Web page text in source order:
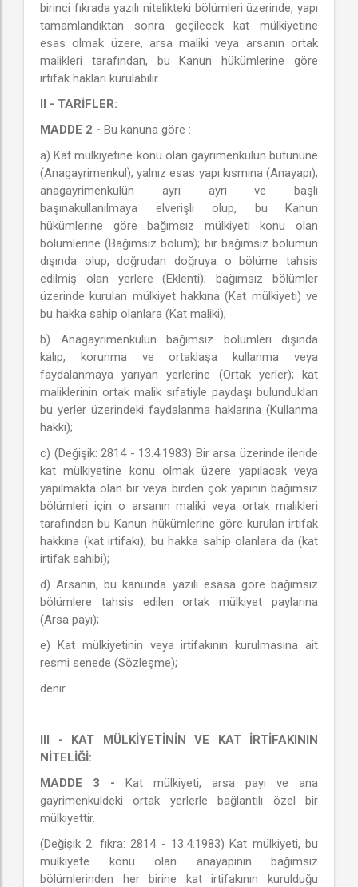
birinci fıkrada yazılı nitelikteki bölümleri üzerinde, yapı
tamamlandıktan sonra geçilecek kat mülkiyetine
esas olmak üzere, arsa maliki veya arsanın ortak
malikleri tarafından, bu Kanun hükümlerine göre
irtifak hakları kurulabilir.
II - TARİFLER:
MADDE 2 - Bu kanuna göre :
a) Kat mülkiyetine konu olan gayrimenkulün bütününe
(Anagayrimenkul); yalnız esas yapı kısmına (Anayapı);
anagayrimenkulün ayrı ayrı ve başlı
başınakullanılmaya elverişli olup, bu Kanun
hükümlerine göre bağımsız mülkiyeti konu olan
bölümlerine (Bağımsız bölüm); bir bağımsız bölümün
dışında olup, doğrudan doğruya o bölüme tahsis
edilmiş olan yerlere (Eklenti); bağımsız bölümler
üzerinde kurulan mülkiyet hakkına (Kat mülkiyeti) ve
bu hakka sahip olanlara (Kat maliki);
b) Anagayrimenkulün bağımsız bölümleri dışında
kalıp, korunma ve ortaklaşa kullanma veya
faydalanmaya yarıyan yerlerine (Ortak yerler); kat
maliklerinin ortak malik sıfatiyle paydaşı bulundukları
bu yerler üzerindeki faydalanma haklarına (Kullanma
hakkı);
c) (Değişik: 2814 - 13.4.1983) Bir arsa üzerinde ileride
kat mülkiyetine konu olmak üzere yapılacak veya
yapılmakta olan bir veya birden çok yapının bağımsız
bölümleri için o arsanın maliki veya ortak malikleri
tarafından bu Kanun hükümlerine göre kurulan irtifak
hakkına (kat irtifakı); bu hakka sahip olanlara da (kat
irtifak sahibi);
d) Arsanın, bu kanunda yazılı esasa göre bağımsız
bölümlere tahsis edilen ortak mülkiyet paylarına
(Arsa payı);
e) Kat mülkiyetinin veya irtifakının kurulmasına ait
resmi senede (Sözleşme);
denir.
III - KAT MÜLKİYETİNİN VE KAT İRTİFAKININ
NİTELİĞİ:
MADDE 3 - Kat mülkiyeti, arsa payı ve ana
gayrimenkuldeki ortak yerlerle bağlantılı özel bir
mülkiyettir.
(Değişik 2. fıkra: 2814 - 13.4.1983) Kat mülkiyeti, bu
mülkiyete konu olan anayapının bağımsız
bölümlerinden her birine kat irtifakının kurulduğu